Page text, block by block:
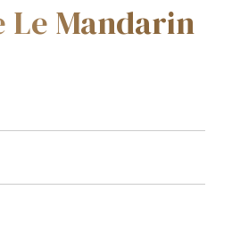
Le Mandarin